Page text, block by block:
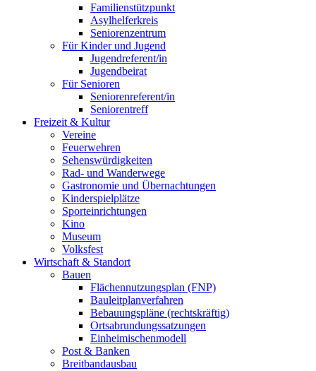
Familienstützpunkt
Asylhelferkreis
Seniorenzentrum
Für Kinder und Jugend
Jugendreferent/in
Jugendbeirat
Für Senioren
Seniorenreferent/in
Seniorentreff
Freizeit & Kultur
Vereine
Feuerwehren
Sehenswürdigkeiten
Rad- und Wanderwege
Gastronomie und Übernachtungen
Kinderspielplätze
Sporteinrichtungen
Kino
Museum
Volksfest
Wirtschaft & Standort
Bauen
Flächennutzungsplan (FNP)
Bauleitplanverfahren
Bebauungspläne (rechtskräftig)
Ortsabrundungssatzungen
Einheimischenmodell
Post & Banken
Breitbandausbau